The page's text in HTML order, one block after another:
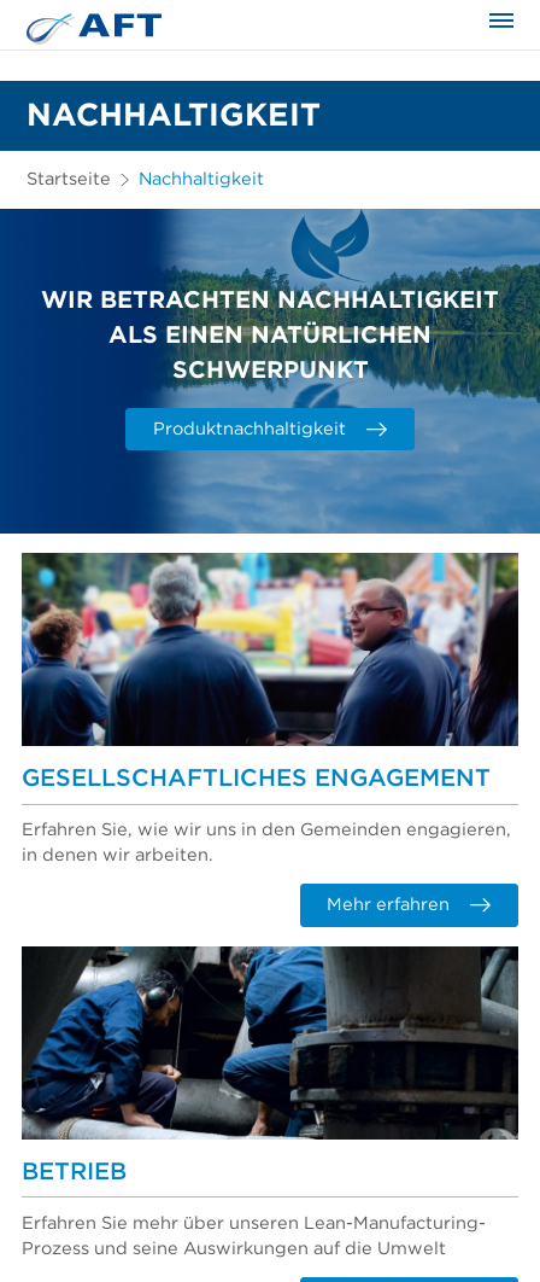
NACHHALTIGKEIT
Startseite Nachhaltigkeit
WIR BETRACHTEN NACHHALTIGKEIT
ALS EINEN NATÜRLICHEN
SCHWERPUNKT
Produktnachhaltigkeit
GESELLSCHAFTLICHES ENGAGEMENT
Erfahren Sie, wie wir uns in den Gemeinden engagieren,
in denen wir arbeiten.
Mehr erfahren
BETRIEB
Erfahren Sie mehr über unseren Lean-Manufacturing-
Prozess und seine Auswirkungen auf die Umwelt